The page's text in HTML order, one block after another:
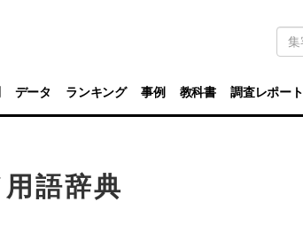
キ
ワ
ド
検
索
データ ランキング 事例 教科書 調査レポート
語辞典